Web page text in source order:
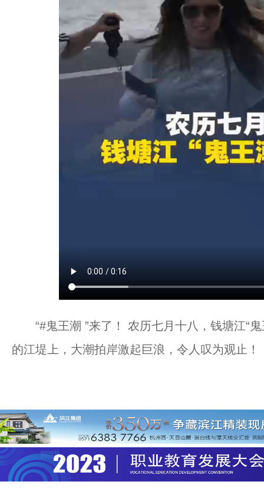
“#鬼王潮 ”来了！ 农历七月十八，钱塘江“鬼
的江堤上，大潮拍岸激起巨浪，令人叹为观止！